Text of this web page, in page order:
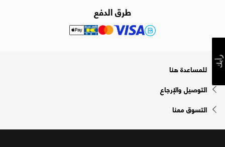
طرق الدفع
للمساعدة هنا
التوصيل والإرجاع
التسوق معنا
رأيك